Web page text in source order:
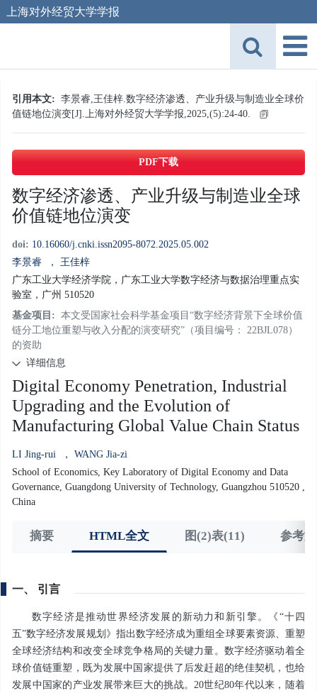
上海对外经贸大学学报
引用本文: 李景睿,王佳梓.数字经济渗透、产业升级与制造业全球价
值链地位演变[J].上海对外经贸大学学报,2025,(5):24-40.
PDF下载
数字经济渗透、产业升级与制造业全球
价值链地位演变
doi: 10.16060/j.cnki.issn2095-8072.2025.05.002
李景睿
， 王佳梓
广东工业大学经济学院，广东工业大学数字经济与数据治理重点实
验室，广州 510520
基金项目: 本文受国家社会科学基金项目“数字经济背景下全球价值
链分工地位重塑与收入分配的演变研究”（项目编号： 22BJL078）
的资助
详细信息
Digital Economy Penetration, Industrial
Upgrading and the Evolution of
Manufacturing Global Value Chain Status
LI Jing-rui
， WANG Jia-zi
School of Economics, Key Laboratory of Digital Economy and Data
Governance, Guangdong University of Technology, Guangzhou 510520 ,
China
摘要 HTML全文 图(2)表(11) 参考
一、 引言
数字经济是推动世界经济发展的新动力和新引擎。《“十四
五”数字经济发展规划》指出数字经济成为重组全球要素资源、重塑
全球经济结构和改变全球竞争格局的关键力量。数字经济驱动着全
球价值链重塑，既为发展中国家提供了后发赶超的绝佳契机，也给
发展中国家的产业发展带来巨大的挑战。20世纪80年代以来，随着